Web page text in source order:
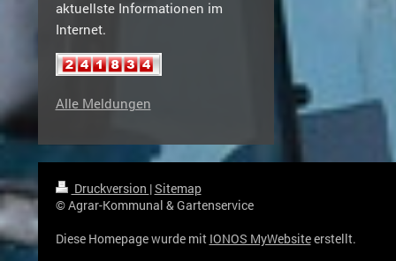
aktuellste Informationen im
Internet.
Alle Meldungen
Druckversion |Sitemap
© Agrar-Kommunal & Gartenservice
Diese Homepage wurde mit IONOS MyWebsiteerstellt.